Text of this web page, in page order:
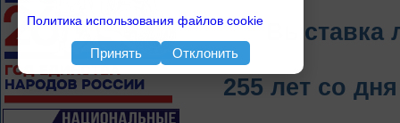
Выставка
255 лет со
Политика использования файлов cookie
Принять Отклонить